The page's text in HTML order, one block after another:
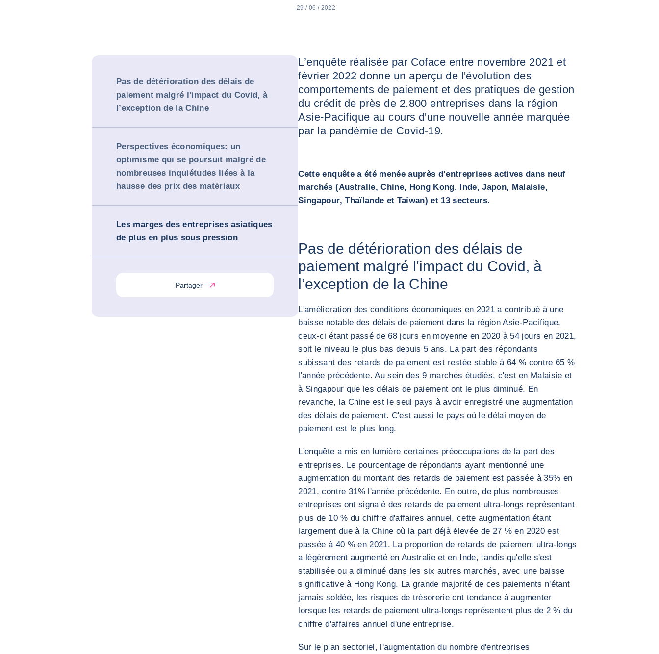
29 / 06 / 2022
Pas de détérioration des délais de
paiement malgré l'impact du Covid, à
l’exception de la Chine
Perspectives économiques: un
optimisme qui se poursuit malgré de
nombreuses inquiétudes liées à la
hausse des prix des matériaux
Les marges des entreprises asiatiques
de plus en plus sous pression
Partager
L’enquête réalisée par Coface entre novembre 2021 et
février 2022 donne un aperçu de l'évolution des
comportements de paiement et des pratiques de gestion
du crédit de près de 2.800 entreprises dans la région
Asie-Pacifique au cours d'une nouvelle année marquée
par la pandémie de Covid-19.
Cette enquête a été menée auprès d’entreprises actives dans neuf
marchés (Australie, Chine, Hong Kong, Inde, Japon, Malaisie,
Singapour, Thaïlande et Taïwan) et 13 secteurs.
Pas de détérioration des délais de
paiement malgré l'impact du Covid, à
l’exception de la Chine
L'amélioration des conditions économiques en 2021 a contribué à une
baisse notable des délais de paiement dans la région Asie-Pacifique,
ceux-ci étant passé de 68 jours en moyenne en 2020 à 54 jours en 2021,
soit le niveau le plus bas depuis 5 ans. La part des répondants
subissant des retards de paiement est restée stable à 64 % contre 65 %
l'année précédente. Au sein des 9 marchés étudiés, c'est en Malaisie et
à Singapour que les délais de paiement ont le plus diminué. En
revanche, la Chine est le seul pays à avoir enregistré une augmentation
des délais de paiement. C'est aussi le pays où le délai moyen de
paiement est le plus long.
L'enquête a mis en lumière certaines préoccupations de la part des
entreprises. Le pourcentage de répondants ayant mentionné une
augmentation du montant des retards de paiement est passée à 35% en
2021, contre 31% l'année précédente. En outre, de plus nombreuses
entreprises ont signalé des retards de paiement ultra-longs représentant
plus de 10 % du chiffre d'affaires annuel, cette augmentation étant
largement due à la Chine où la part déjà élevée de 27 % en 2020 est
passée à 40 % en 2021. La proportion de retards de paiement ultra-longs
a légèrement augmenté en Australie et en Inde, tandis qu'elle s'est
stabilisée ou a diminué dans les six autres marchés, avec une baisse
significative à Hong Kong. La grande majorité de ces paiements n'étant
jamais soldée, les risques de trésorerie ont tendance à augmenter
lorsque les retards de paiement ultra-longs représentent plus de 2 % du
chiffre d'affaires annuel d'une entreprise.
Sur le plan sectoriel, l'augmentation du nombre d'entreprises